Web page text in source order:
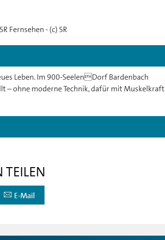
Fernsehen - (c) SR
Leben. Im 900-SeelenDorf Bardenbach
– ohne moderne Technik, dafür mit Muskelkraft
TEILEN
E-Mail